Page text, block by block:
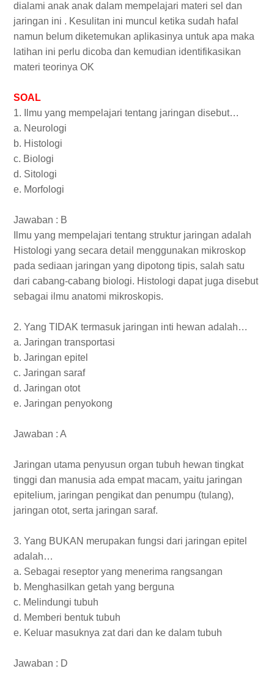
dialami anak anak dalam mempelajari materi sel dan
jaringan ini . Kesulitan ini muncul ketika sudah hafal
namun belum diketemukan aplikasinya untuk apa maka
latihan ini perlu dicoba dan kemudian identifikasikan
materi teorinya OK
SOAL
1. Ilmu yang mempelajari tentang jaringan disebut…
a. Neurologi
b. Histologi
c. Biologi
d. Sitologi
e. Morfologi
Jawaban : B
Ilmu yang mempelajari tentang struktur jaringan adalah
Histologi yang secara detail menggunakan mikroskop
pada sediaan jaringan yang dipotong tipis, salah satu
dari cabang-cabang biologi. Histologi dapat juga disebut
sebagai ilmu anatomi mikroskopis.
2. Yang TIDAK termasuk jaringan inti hewan adalah…
a. Jaringan transportasi
b. Jaringan epitel
c. Jaringan saraf
d. Jaringan otot
e. Jaringan penyokong
Jawaban : A
Jaringan utama penyusun organ tubuh hewan tingkat
tinggi dan manusia ada empat macam, yaitu jaringan
epitelium, jaringan pengikat dan penumpu (tulang),
jaringan otot, serta jaringan saraf.
3. Yang BUKAN merupakan fungsi dari jaringan epitel
adalah…
a. Sebagai reseptor yang menerima rangsangan
b. Menghasilkan getah yang berguna
c. Melindungi tubuh
d. Memberi bentuk tubuh
e. Keluar masuknya zat dari dan ke dalam tubuh
Jawaban : D